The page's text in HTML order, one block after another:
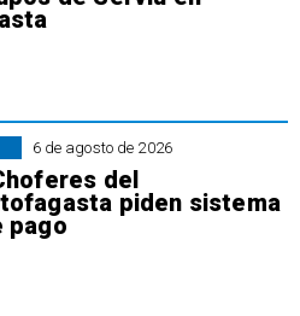
6 de agosto de 2026
del
piden sistema
pago